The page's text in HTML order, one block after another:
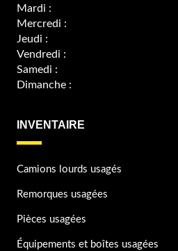
Mardi :
Mercredi :
Jeudi :
Vendredi :
Samedi :
Dimanche :
INVENTAIRE
Camions lourds usagés
Remorques usagées
Pièces usagées
Équipements et boîtes usagées